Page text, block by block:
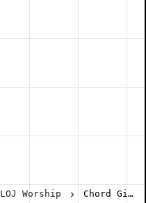
LOJ Worship Chord Gitar Menari Dan Bernyanyi - LOJ Worship